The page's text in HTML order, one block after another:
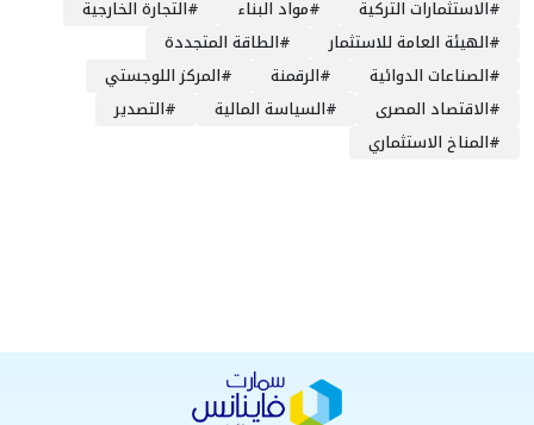
#الاستثمارات التركية #مواد البناء #التجارة الخارجية
#الهيئة العامة للاستثمار #الطاقة المتجددة
#الصناعات الدوائية #الرقمنة #المركز اللوجستي
#الاقتصاد المصرى #السياسة المالية #التصدير
#المناخ الاستثماري